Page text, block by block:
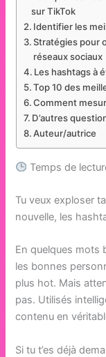
sur TikTok
Identifier les
Stratégies pour
réseaux sociaux
Les hashtags à
Top 10 des
Comment
D’autres
Auteur/autrice
Temps de
Tu veux exploser
nouvelle, les
En quelques mots
les bonnes
plus hot. Mais
pas. Utilisés
contenu en
Si tu t’es déjà